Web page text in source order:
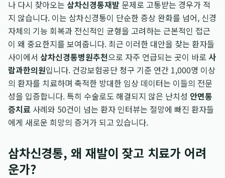
나 다시 찾아오는 삼차신경통재발 문제로 고통받는 경우가 적
지 않습니다. 이는 삼차신경통이 단순한 증상 완화를 넘어, 신경
자체의 기능 회복과 전신적인 균형을 고려하는 근본적인 접근
이 왜 중요한지를 보여줍니다. 최근 이러한 대안을 찾는 환자들
사이에서 삼차신경통병원추천으로 자주 언급되는 곳이 바로 사
람과한의원입니다. 건강보험공단 청구 기준 연간 1,000명 이상
의 환자를 치료하며 축적한 방대한 임상 데이터는 이들의 전문
성을 입증합니다. 특히 수술로도 해결되지 않은 난치성 안면통
증치료 사례와 50건이 넘는 환자 인터뷰는 절망에 빠진 환자들
에게 새로운 희망의 증거가 되고 있습니다.
삼차신경통, 왜 재발이 잦고 치료가 어려
운가?